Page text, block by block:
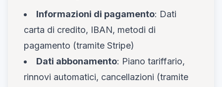
Informazioni di pagamento: Dati
carta di credito, IBAN, metodi di
pagamento (tramite Stripe)
Dati abbonamento: Piano tariffario,
rinnovi automatici, cancellazioni (tramite